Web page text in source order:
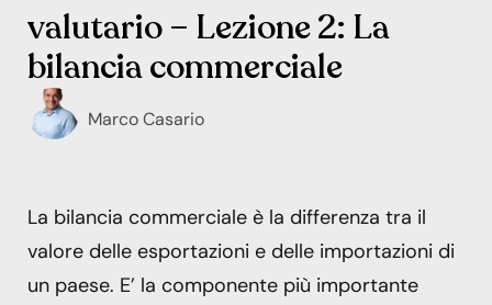
valutario – Lezione 2: La
bilancia commerciale
Marco Casario
La bilancia commerciale è la differenza tra il
valore delle esportazioni e delle importazioni di
un paese. E’ la componente più importante